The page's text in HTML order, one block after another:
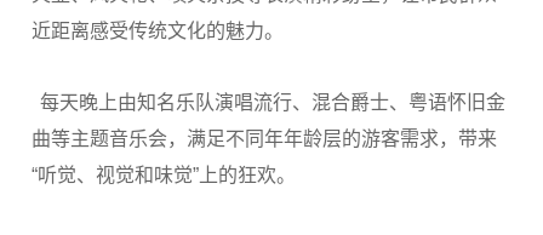
近距离感受传统文化的魅力。
每天晚上由知名乐队演唱流行、混合爵士、粤语怀旧金
曲等主题音乐会，满足不同年年龄层的游客需求，带来
“听觉、视觉和味觉”上的狂欢。